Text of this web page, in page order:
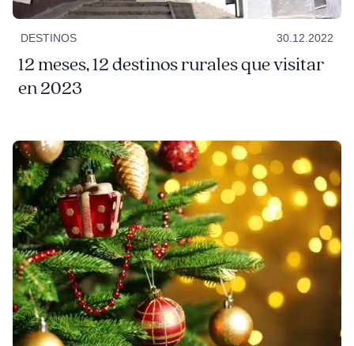
DESTINOS 30.12.2022
12 meses, 12 destinos rurales que visitar
en 2023